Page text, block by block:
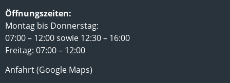
Öffnungszeiten:
Montag bis Donnerstag:
07:00 – 12:00 sowie 12:30 – 16:00
Freitag: 07:00 – 12:00
Anfahrt (Google Maps)